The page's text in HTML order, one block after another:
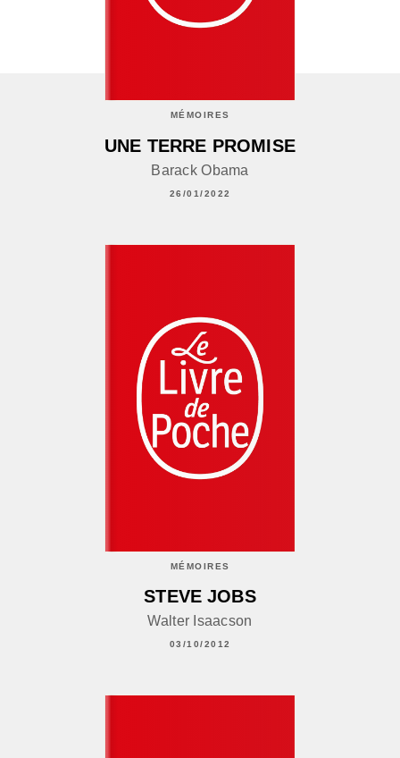
MÉMOIRES
UNE TERRE PROMISE
Barack Obama
26/01/2022
MÉMOIRES
STEVE JOBS
Walter Isaacson
03/10/2012